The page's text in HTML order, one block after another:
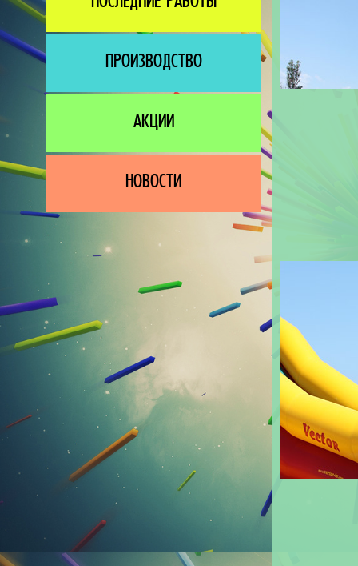
ПРОИЗВОДСТВО
АКЦИИ
НОВОСТИ